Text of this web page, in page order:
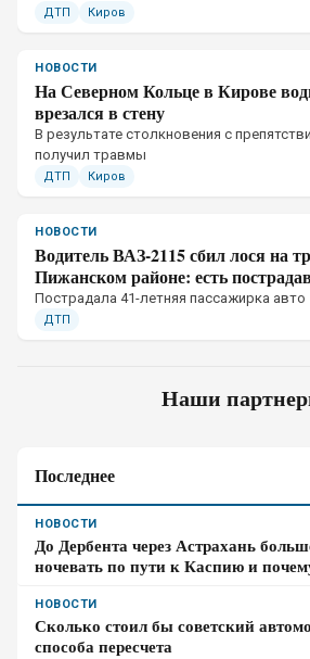
ДТП Киров
НОВОСТИ
На Северном Кольце в Кирове
врезался в стену
В результате столкновения с
получил травмы
ДТП Киров
НОВОСТИ
Водитель ВАЗ-2115 сбил лося на
Пижанском районе: есть
Пострадала 41-летняя пассажирка авто
ДТП
Наши
Последнее
НОВОСТИ
До Дербента через Астрахань
ночевать по пути к Каспию и
НОВОСТИ
Сколько стоил бы советский
способа пересчета